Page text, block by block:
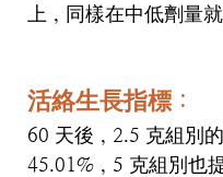
上，同樣在中低劑量
活絡生長指標 ：
60 天後， 2.5 克組別
45.01% ， 5 克組別也